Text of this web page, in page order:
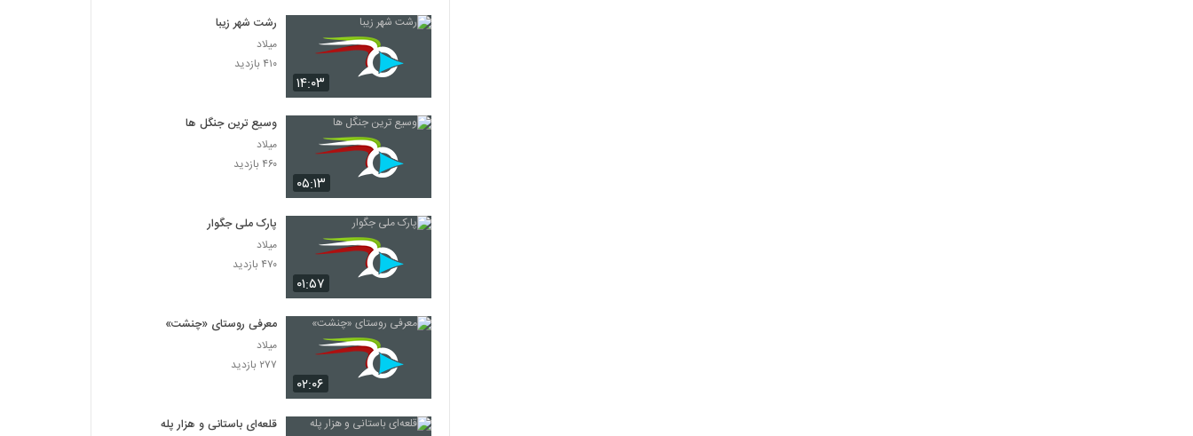
۱۴:۰۳
رشت شهر زیبا
میلاد
۴۱۰ بازدید
۰۵:۱۳
وسیع ترین جنگل ها
میلاد
۴۶۰ بازدید
۰۱:۵۷
پارک ملی جگوار
میلاد
۴۷۰ بازدید
۰۲:۰۶
معرفی روستای «چنشت»
میلاد
۲۷۷ بازدید
قلعه‌ای باستانی و هزار پله